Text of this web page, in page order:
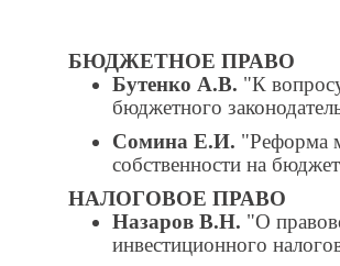
БЮДЖЕТНОЕ ПРАВО
Бутенко А.В. "К
бюджетного
Сомина Е.И. "Реформа
собственности на
НАЛОГОВОЕ ПРАВО
Назаров В.Н. "О
инвестиционного